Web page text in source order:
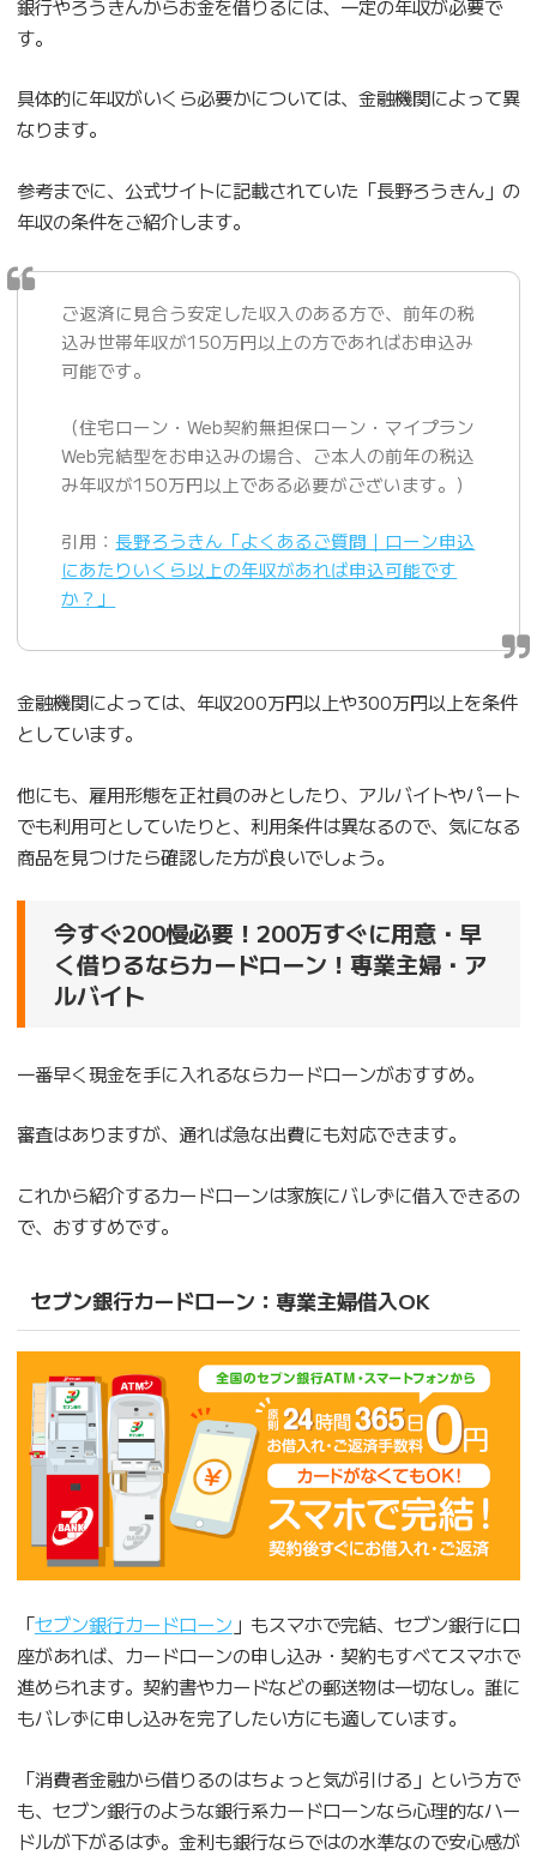
銀行やろうきんからお金を借りるには、一定の年収が必要で
す。
具体的に年収がいくら必要かについては、金融機関によって異
なります。
参考までに、公式サイトに記載されていた「長野ろうきん」の
年収の条件をご紹介します。
ご返済に見合う安定した収入のある方で、前年の税
込み世帯年収が150万円以上の方であればお申込み
可能です。
（住宅ローン・Web契約無担保ローン・マイプラン
Web完結型をお申込みの場合、ご本人の前年の税込
み年収が150万円以上である必要がございます。）
引用： 長野ろうきん「よくあるご質問｜ローン申込
にあたりいくら以上の年収があれば申込可能です
か？」
金融機関によっては、年収200万円以上や300万円以上を条件
としています。
他にも、雇用形態を正社員のみとしたり、アルバイトやパート
でも利用可としていたりと、利用条件は異なるので、気になる
商品を見つけたら確認した方が良いでしょう。
今すぐ200慢必要！200万すぐに用意・早
く借りるならカードローン！専業主婦・ア
ルバイト
一番早く現金を手に入れるならカードローンがおすすめ。
審査はありますが、通れば急な出費にも対応できます。
これから紹介するカードローンは家族にバレずに借入できるの
で、おすすめです。
セブン銀行カードローン：専業主婦借入OK
「セブン銀行カードローン 」もスマホで完結、セブン銀行に口
座があれば、カードローンの申し込み・契約もすべてスマホで
進められます。契約書やカードなどの郵送物は一切なし。誰に
もバレずに申し込みを完了したい方にも適しています。
「消費者金融から借りるのはちょっと気が引ける」という方で
も、セブン銀行のような銀行系カードローンなら心理的なハー
ドルが下がるはず。金利も銀行ならではの水準なので安心感が